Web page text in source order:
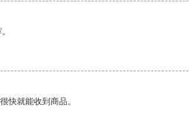
快就能收到商品。